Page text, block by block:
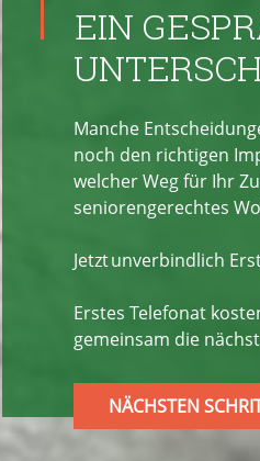
EIN
Manche
noch den richtigen
welcher Weg für Ihr
seniorengerechtes
Jetzt unverbindlich
Erstes Telefonat
gemeinsam die
NÄCHSTEN